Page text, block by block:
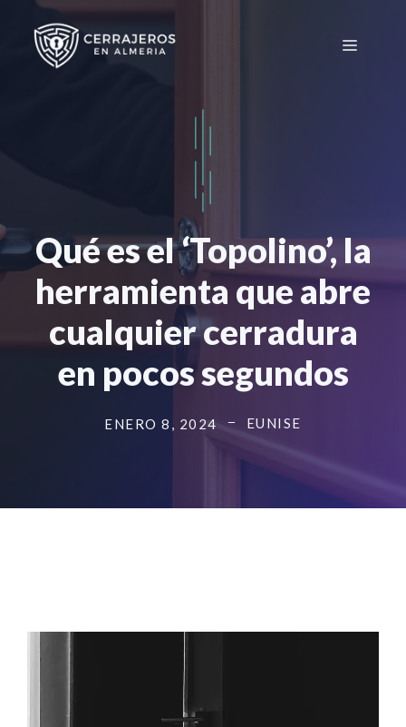
Saltar
contenido
Menú
Qué es el ‘Topolino’, la
herramienta que abre
cualquier cerradura
en pocos segundos
ENERO 8, 2024 EUNISE